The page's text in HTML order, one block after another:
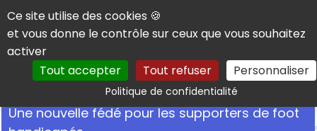
Panneau de gestion des cookies
Ce site utilise des cookies 🍪
et vous donne le contrôle sur ceux que vous souhaitez
activer
Tout accepter
Tout refuser Personnaliser
Politique de confidentialitéRechercher
Une nouvelle fédé pour les supporters de foot